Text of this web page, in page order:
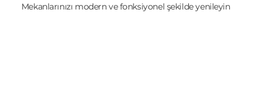
Mekanlarınızı modern ve fonksiyonel şekilde yenileyin